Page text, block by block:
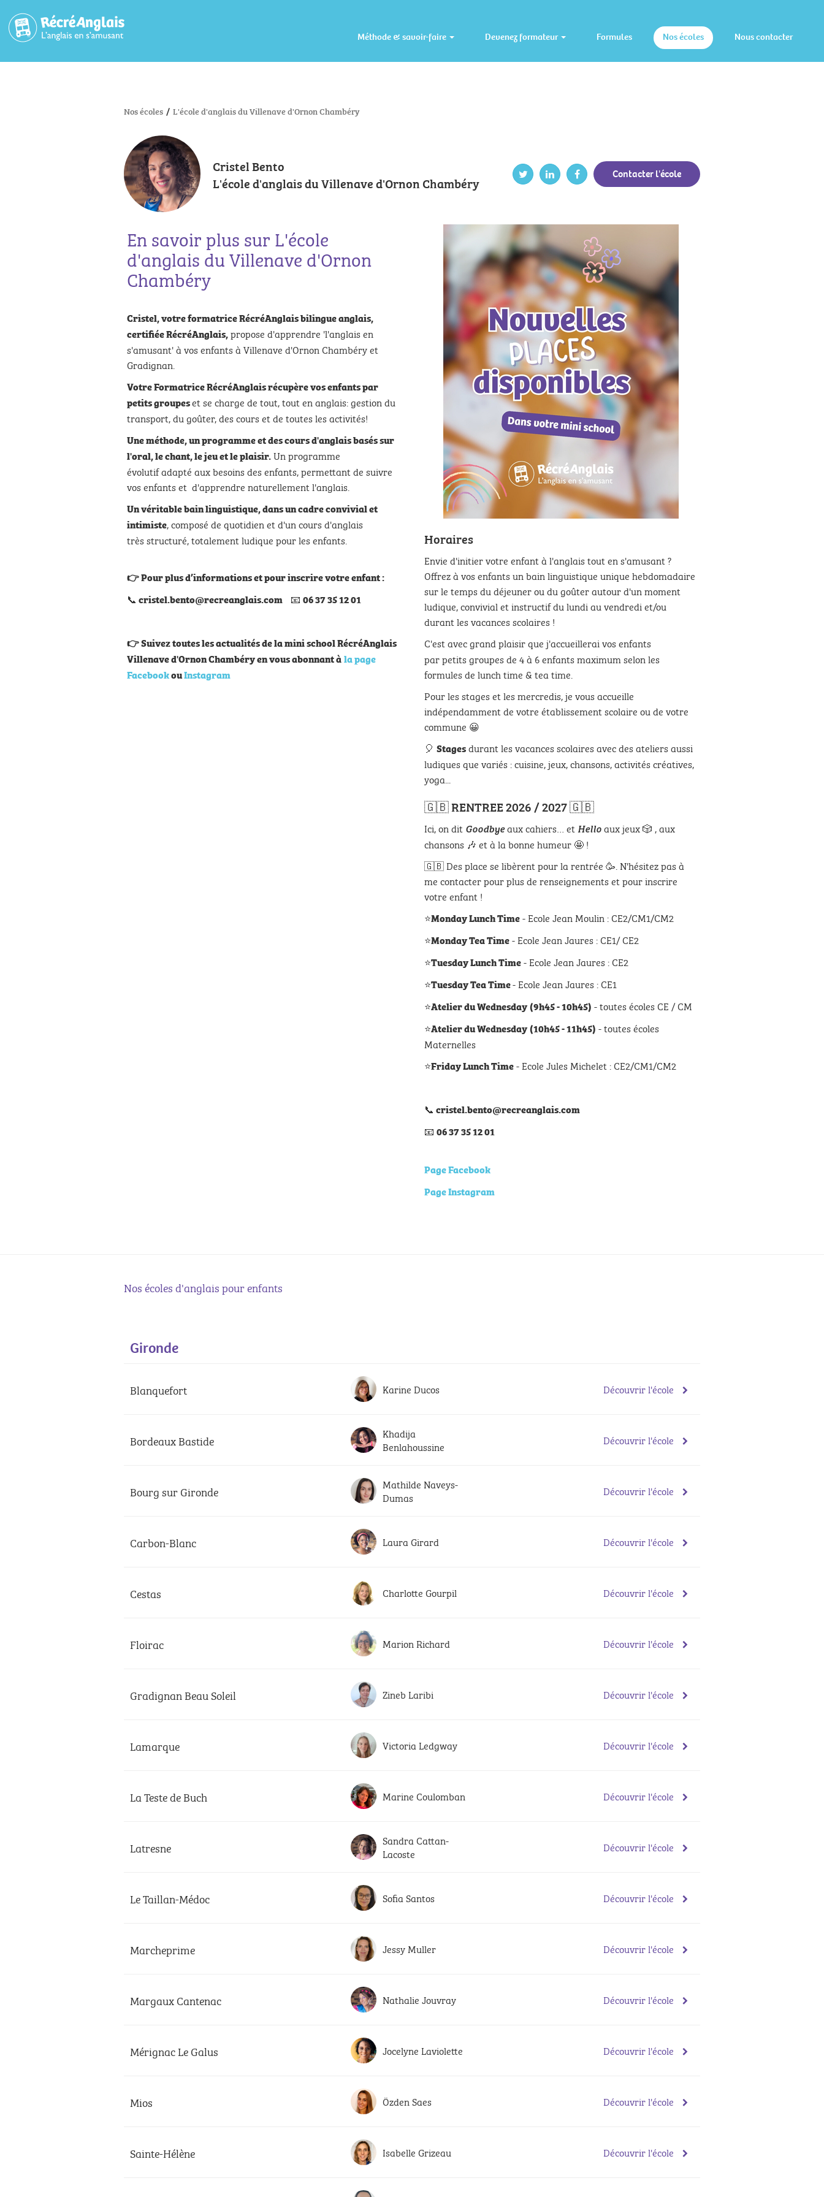
Méthode & savoir-faire Devenez formateur Formules Nos écoles Nous contacter
Nos écoles / L'école d'anglais du Villenave d'Ornon Chambéry
Cristel Bento
L'école d'anglais du Villenave d'Ornon Chambéry
Contacter l'école
En savoir plus sur L'école
d'anglais du Villenave d'Ornon
Chambéry
Cristel, votre formatrice RécréAnglais bilingue anglais,
certifiée RécréAnglais,propose d'apprendre 'l'anglais en
s'amusant' à vos enfants à Villenave d'Ornon Chambéry et
Gradignan.
Votre Formatrice RécréAnglais récupère vos enfants par
petits groupeset se charge de tout, tout en anglais: gestion du
transport, du goûter, des cours et de toutes les activités!
Une méthode, un programme etdes cours d'anglais basés sur
l'oral, le chant, le jeu etle plaisir.Un programme
évolutif adapté aux besoins des enfants, permettant de suivre
vos enfants et d'apprendre naturellement l'anglais.
Un véritable bain linguistique, dans un cadre convivial et
intimiste, composé de quotidien et d'un cours d'anglais
très structuré, totalement ludique pour les enfants.
👉 Pour plus d’informations et pour inscrire votre enfant :
📞 cristel.bento@recreanglais.com 📧 06 37 35 12 01
👉 Suivez toutes les actualités de la mini school RécréAnglais
Villenave d'Ornon Chambéry en vous abonnant àla page
FacebookouInstagram
Horaires
Envie d'initier votre enfant à l'anglais tout en s'amusant ?
Offrez à vos enfants un bain linguistique unique hebdomadaire
sur le temps du déjeuner ou du goûter autour d'un moment
ludique, convivial et instructif du lundi au vendredi et/ou
durant les vacances scolaires !
C'est avec grand plaisir que j'accueillerai vos enfants
par petits groupes de 4 à 6 enfants maximum selon les
formules de lunch time & tea time.
Pour les stages et les mercredis, je vous accueille
indépendamment de votre établissement scolaire ou de votre
commune 😀
🎈 Stagesdurant les vacances scolaires avec des ateliers aussi
ludiques que variés : cuisine, jeux, chansons, activités créatives,
yoga...
🇬🇧 RENTREE 2026 / 2027 🇬🇧
Ici, on dit Goodbyeaux cahiers… etHelloaux jeux 🎲 , aux
chansons 🎶 et à la bonne humeur 🤩 !
🇬🇧 Des place se libèrent pour la rentrée 🥳. N'hésitez pas à
me contacter pour plus de renseignements et pour inscrire
votre enfant !
⭐Monday Lunch Time- Ecole Jean Moulin : CE2/CM1/CM2
⭐Monday Tea Time- Ecole Jean Jaures : CE1/ CE2
⭐Tuesday Lunch Time- Ecole Jean Jaures : CE2
⭐Tuesday Tea Time- Ecole Jean Jaures : CE1
⭐Atelier du Wednesday(9h45 - 10h45) - toutes écoles CE / CM
⭐Atelier du Wednesday(10h45 - 11h45) - toutes écoles
Maternelles
⭐Friday Lunch Time- Ecole Jules Michelet : CE2/CM1/CM2
📞 cristel.bento@recreanglais.com
📧 06 37 35 12 01
Page Facebook
Page Instagram
Nos écoles d'anglais pour enfants
Gironde
Blanquefort Karine Ducos Découvrir l'école
Bordeaux Bastide
Khadija
Benlahoussine
Découvrir l'école
Bourg sur Gironde
Mathilde Naveys-
Dumas
Découvrir l'école
Carbon-Blanc Laura Girard Découvrir l'école
Cestas Charlotte Gourpil Découvrir l'école
Floirac Marion Richard Découvrir l'école
Gradignan Beau Soleil Zineb Laribi Découvrir l'école
Lamarque Victoria Ledgway Découvrir l'école
La Teste de Buch Marine Coulomban Découvrir l'école
Latresne
Sandra Cattan-
Lacoste
Découvrir l'école
Le Taillan-Médoc Sofia Santos Découvrir l'école
Marcheprime Jessy Muller Découvrir l'école
Margaux Cantenac Nathalie Jouvray Découvrir l'école
Mérignac Le Galus Jocelyne Laviolette Découvrir l'école
Mios Özden Saes Découvrir l'école
Sainte-Hélène Isabelle Grizeau Découvrir l'école